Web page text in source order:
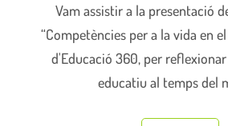
Vam assistir a la presentació
“Competències per a la vida en
d'Educació 360, per
educatiu al temps del